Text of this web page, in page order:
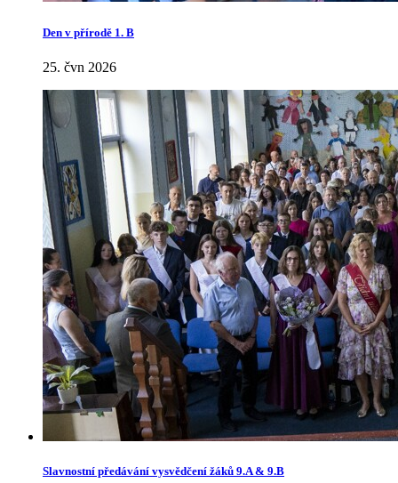
Den v přírodě 1. B
25. čvn 2026
Slavnostní předávání vysvědčení žáků 9.A & 9.B